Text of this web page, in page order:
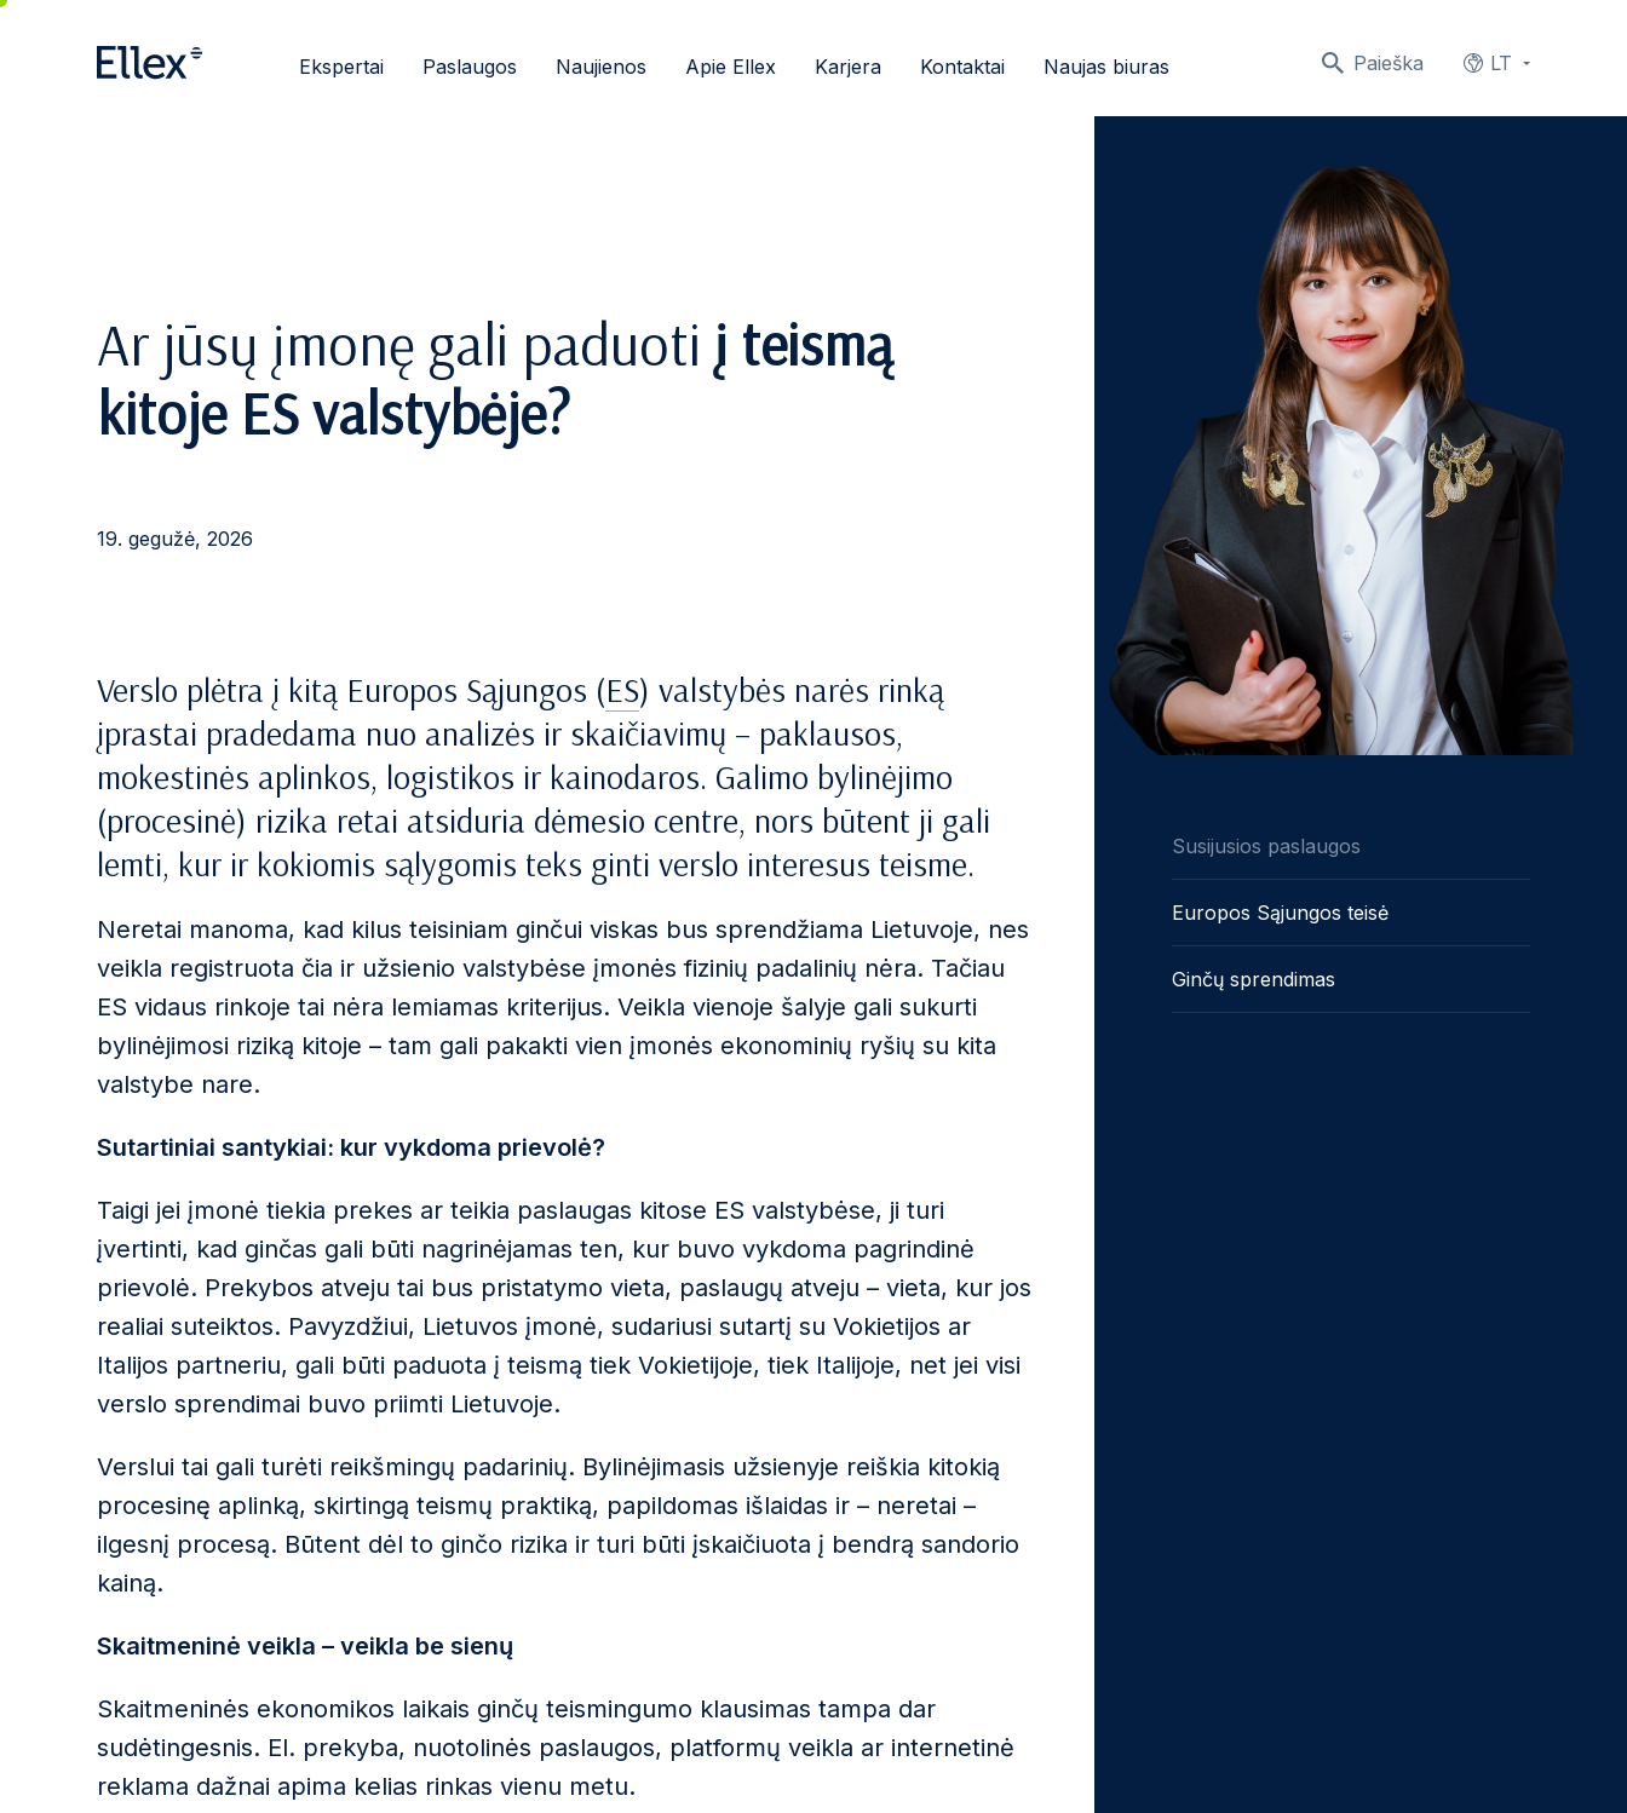
Paieška LT
Ekspertai Paslaugos Naujienos Apie Ellex Karjera Kontaktai Naujas biuras
Ar jūsų įmonę gali paduoti į teismą
kitoje ES valstybėje?
19. gegužė, 2026
Verslo plėtra į kitą Europos Sąjungos (ES) valstybės narės rinką
įprastai pradedama nuo analizės ir skaičiavimų – paklausos,
mokestinės aplinkos, logistikos ir kainodaros. Galimo bylinėjimo
(procesinė) rizika retai atsiduria dėmesio centre, nors būtent ji gali
lemti, kur ir kokiomis sąlygomis teks ginti verslo interesus teisme.
Neretai manoma, kad kilus teisiniam ginčui viskas bus sprendžiama Lietuvoje, nes
veikla registruota čia ir užsienio valstybėse įmonės fizinių padalinių nėra. Tačiau
ES vidaus rinkoje tai nėra lemiamas kriterijus. Veikla vienoje šalyje gali sukurti
bylinėjimosi riziką kitoje – tam gali pakakti vien įmonės ekonominių ryšių su kita
valstybe nare.
Sutartiniai santykiai: kur vykdoma prievolė?
Taigi jei įmonė tiekia prekes ar teikia paslaugas kitose ES valstybėse, ji turi
įvertinti, kad ginčas gali būti nagrinėjamas ten, kur buvo vykdoma pagrindinė
prievolė. Prekybos atveju tai bus pristatymo vieta, paslaugų atveju – vieta, kur jos
realiai suteiktos. Pavyzdžiui, Lietuvos įmonė, sudariusi sutartį su Vokietijos ar
Italijos partneriu, gali būti paduota į teismą tiek Vokietijoje, tiek Italijoje, net jei visi
verslo sprendimai buvo priimti Lietuvoje.
Verslui tai gali turėti reikšmingų padarinių. Bylinėjimasis užsienyje reiškia kitokią
procesinę aplinką, skirtingą teismų praktiką, papildomas išlaidas ir – neretai –
ilgesnį procesą. Būtent dėl to ginčo rizika ir turi būti įskaičiuota į bendrą sandorio
kainą.
Skaitmeninė veikla – veikla be sienų
Skaitmeninės ekonomikos laikais ginčų teismingumo klausimas tampa dar
sudėtingesnis. El. prekyba, nuotolinės paslaugos, platformų veikla ar internetinė
reklama dažnai apima kelias rinkas vienu metu.
Susijusios paslaugos
Europos Sąjungos teisė
Ginčų sprendimas